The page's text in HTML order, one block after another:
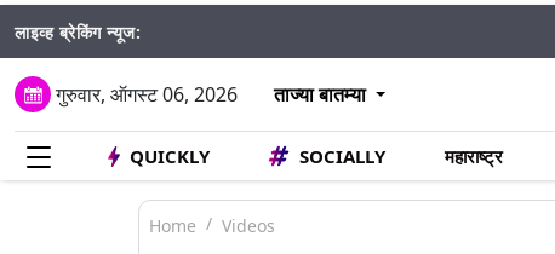
लाइव्ह ब्रेकिंग न्यूज:
गुरुवार, ऑगस्ट 06, 2026 ताज्या बातम्या
QUICKLY SOCIALLY महाराष्ट्र
Home Videos